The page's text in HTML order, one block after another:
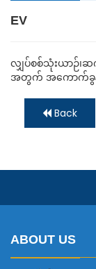
EV
လျှပ်စစ်သုံးယာဉ်၊ဆက်
အတွက် အကောက်ခွန်
Back
ABOUT US